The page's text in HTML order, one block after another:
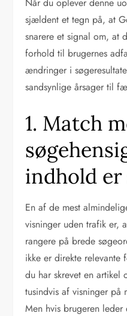
sjældent et tegn på, at
snarere et signal om, at
forhold til brugernes
ændringer i
sandsynlige årsager til
1. Match
indhold
En af de mest
visninger uden trafik er,
rangere på brede
ikke er direkte relevante
du har skrevet en artikel
tusindvis af visninger på
Men hvis brugeren leder